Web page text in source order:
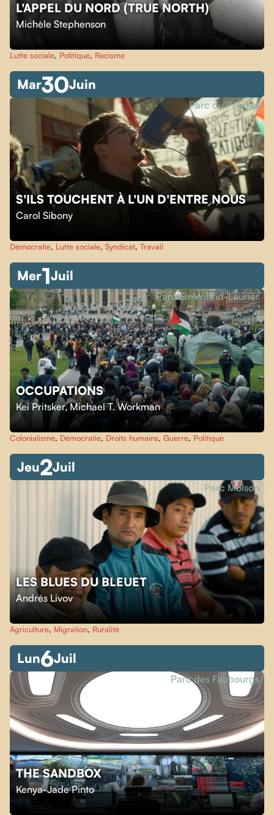
L'APPEL DU NORD (TRUE NORTH)
Michèle Stephenson
Lutte sociale, Politique, Racisme
Mar30Juin
S'ILS TOUCHENT À L'UN D'ENTRE NOUS
Carol Sibony
Parc du Pélican
Démocratie, Lutte sociale, Syndicat, Travail
Mer1Juil
OCCUPATIONS
Kei Pritsker,Michael T. Workman
Parc Sir-Wilfrid-Laurier
Colonialisme, Démocratie, Droits humains, Guerre, Politique
Jeu2Juil
LES BLUES DU BLEUET
Andrés Livov
Parc Molson
Agriculture, Migration, Ruralité
Lun6Juil
THE SANDBOX
Kenya-Jade Pinto
Parc des Faubourgs